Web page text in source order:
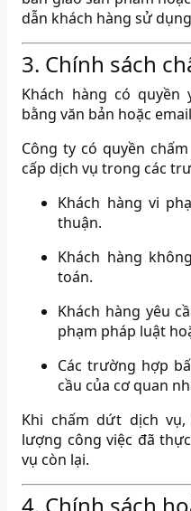
dẫn khách hàng sử
3. Chính sách
Khách hàng có
bằng văn bản hoặc
Công ty có quyền
cấp dịch vụ trong các
Khách hàng vi
thuận.
Khách hàng
toán.
Khách hàng yêu
phạm pháp luật
Các trường hợp
cầu của cơ quan
Khi chấm dứt dịch
lượng công việc đã
vụ còn lại.